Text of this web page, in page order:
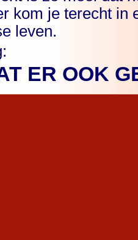
kom je terecht in
leven.
ER OOK